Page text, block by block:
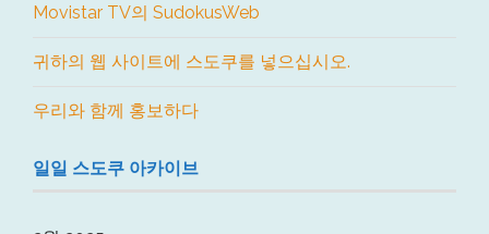
Movistar TV의 SudokusWeb
귀하의 웹 사이트에 스도쿠를 넣으십시오.
우리와 함께 홍보하다
일일 스도쿠 아카이브